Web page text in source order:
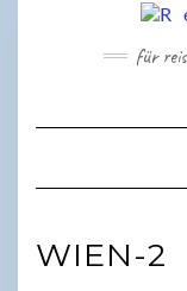
für
WIEN-2